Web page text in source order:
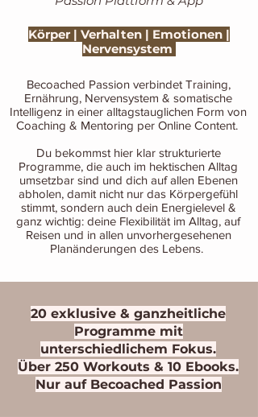
Körper | Verhalten | Emotionen |
Nervensystem
Becoached Passion verbindet Training,
Ernährung, Nervensystem & somatische
Intelligenz in einer alltagstauglichen Form von
Coaching & Mentoring per Online Content.
Du bekommst hier klar strukturierte
Programme, die auch im hektischen Alltag
umsetzbar sind und dich auf allen Ebenen
abholen, damit nicht nur das Körpergefühl
stimmt, sondern auch dein Energielevel &
ganz wichtig: deine Flexibilität im Alltag, auf
Reisen und in allen unvorhergesehenen
Planänderungen des Lebens.
20 exklusive & ganzheitliche
Programme mit
unterschiedlichem Fokus.
Über 250 Workouts & 10 Ebooks.
Nur auf Becoached Passion